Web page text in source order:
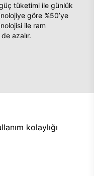
tüketimi ile günlük
göre %50’ye
ile ram
azalır.
kolaylığı